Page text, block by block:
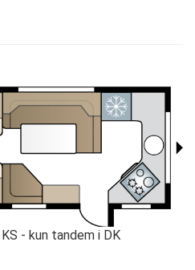
- kun tandem i DK